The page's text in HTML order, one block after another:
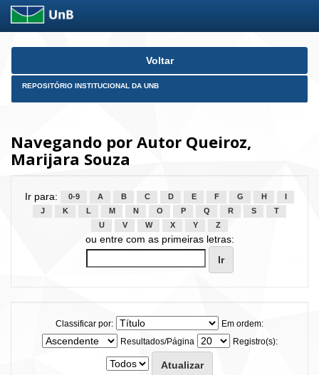
Skip
Voltar
REPOSITÓRIO INSTITUCIONAL DA UNB
Navegando por Autor Queiroz,
Marijara Souza
Ir para: 0-9 A B C D E F G H
J
K L M N O P Q R S
T
U
V W X Y Z
ou entre com as primeiras letras:
Classificar por:
Em ordem:
Resultados/Página
Registro(s):